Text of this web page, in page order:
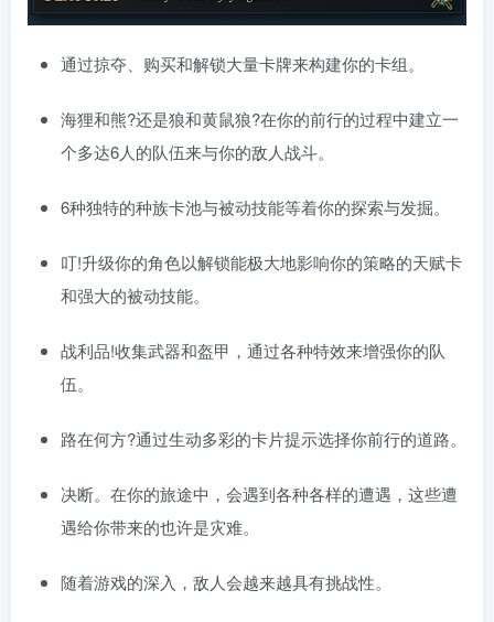
通过掠夺、购买和解锁大量卡牌来构建你的卡组。
海狸和熊?还是狼和黄鼠狼?在你的前行的过程中建立一
个多达6人的队伍来与你的敌人战斗。
6种独特的种族卡池与被动技能等着你的探索与发掘。
叮!升级你的角色以解锁能极大地影响你的策略的天赋卡
和强大的被动技能。
战利品!收集武器和盔甲，通过各种特效来增强你的队
伍。
路在何方?通过生动多彩的卡片提示选择你前行的道路。
决断。在你的旅途中，会遇到各种各样的遭遇，这些遭
遇给你带来的也许是灾难。
随着游戏的深入，敌人会越来越具有挑战性。